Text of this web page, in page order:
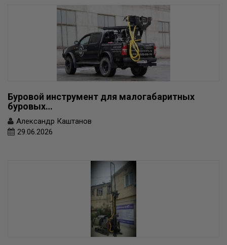
Буровой инструмент для малогабаритных
буровых…
Александр Каштанов
29.06.2026